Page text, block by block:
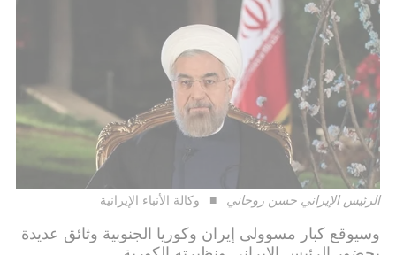
الرئيس الإيراني حسن روحاني وكالة الأنباء الإيرانية
وسیوقع كبار مسوولی إیران وكوریا الجنوبیة وثائق عدیدة